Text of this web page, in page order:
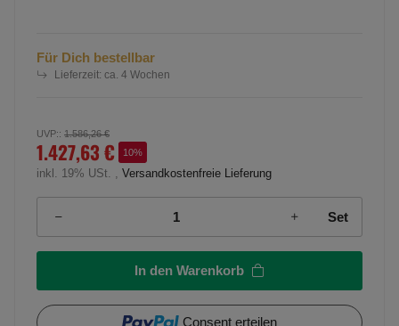
Für Dich bestellbar
Lieferzeit: ca. 4 Wochen
UVP:: 1.586,26 €
1.427,63 € 10%
inkl. 19% USt. , Versandkostenfreie Lieferung
Set
In den Warenkorb
Consent erteilen